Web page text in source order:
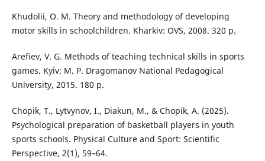
Khudolii, O. M. Theory and methodology of developing
motor skills in schoolchildren. Kharkiv: OVS, 2008. 320 p.
Arefiev, V. G. Methods of teaching technical skills in sports
games. Kyiv: M. P. Dragomanov National Pedagogical
University, 2015. 180 p.
Chopik, T., Lytvynov, I., Diakun, M., & Chopik, A. (2025).
Psychological preparation of basketball players in youth
sports schools. Physical Culture and Sport: Scientific
Perspective, 2(1), 59–64.